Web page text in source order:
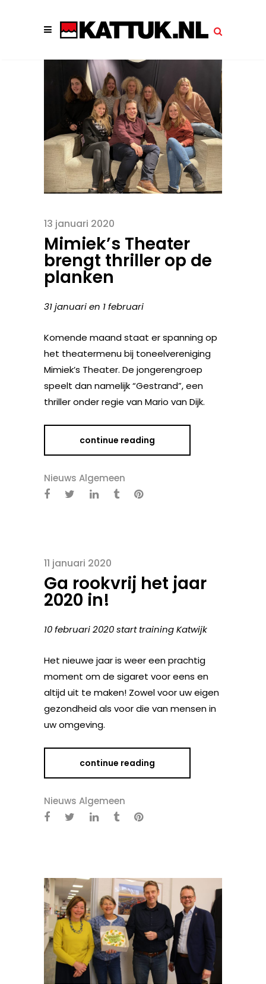
13 januari 2020
Mimiek’s Theater
brengt thriller op de
planken
31 januari en 1 februari
Komende maand staat er spanning op
het theatermenu bij toneelvereniging
Mimiek’s Theater. De jongerengroep
speelt dan namelijk “Gestrand”, een
thriller onder regie van Mario van Dijk.
continue reading
Nieuws Algemeen
11 januari 2020
Ga rookvrij het jaar
2020 in!
10 februari 2020 start training Katwijk
Het nieuwe jaar is weer een prachtig
moment om de sigaret voor eens en
altijd uit te maken! Zowel voor uw eigen
gezondheid als voor die van mensen in
uw omgeving.
continue reading
Nieuws Algemeen